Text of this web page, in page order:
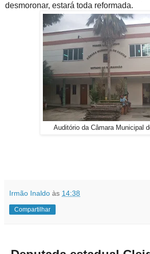
desmoronar, estará toda reformada.
Auditório da Câmara Municipal
Irmão Inaldo às 14:38
Compartilhar